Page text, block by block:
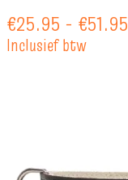
€25.95 - €51.95
Inclusief btw